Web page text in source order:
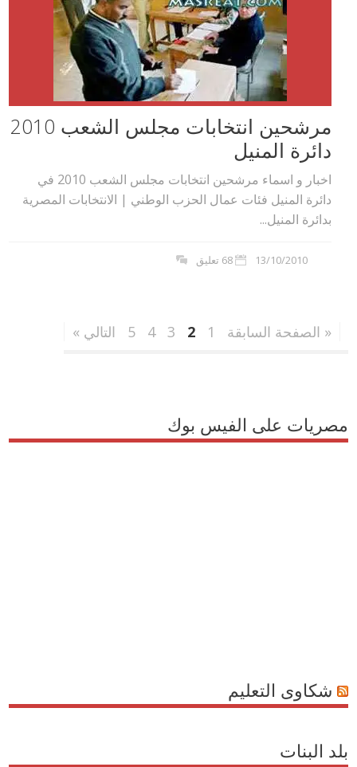
مرشحين انتخابات مجلس الشعب 2010
دائرة المنيل
اخبار و اسماء مرشحين انتخابات مجلس الشعب 2010 في
دائرة المنيل فئات عمال الحزب الوطني | الانتخابات المصرية
بدائرة المنيل...
13/10/2010 68 تعليق
« الصفحة السابقة 1
2
3
4
5 التالي »
مصريات على الفيس بوك
شكاوى التعليم
بلد البنات